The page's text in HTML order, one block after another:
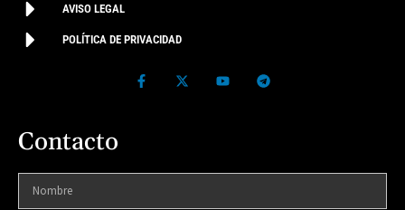
AVISO LEGAL
POLÍTICA DE PRIVACIDAD
Contacto